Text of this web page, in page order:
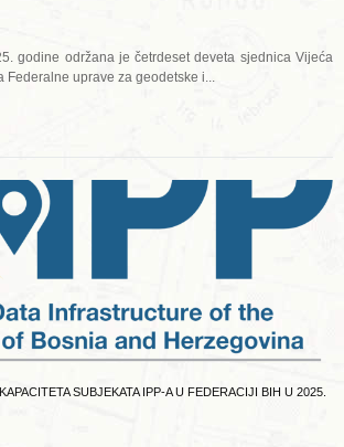
godine održana je četrdeset deveta sjednica Vijeća
Federalne uprave za geodetske i...
SUBJEKATA IPP-A U FEDERACIJI BIH U 2025.